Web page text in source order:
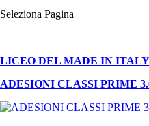
Seleziona Pagina
LICEO DEL MADE IN
ADESIONI CLASSI PRIME